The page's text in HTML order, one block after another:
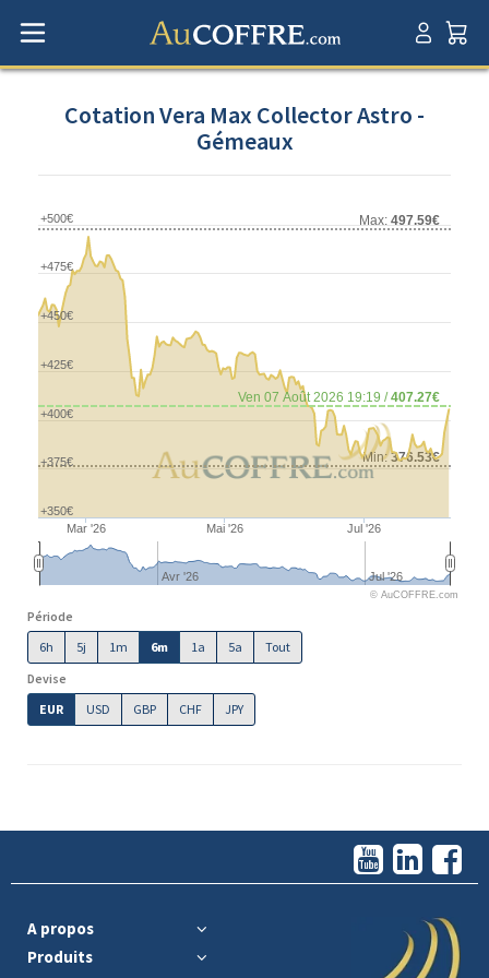
Cotation Vera Max Collector Astro -
Gémeaux
Min:376.53€
Max: 497.59€
Ven 07 Août 2026 19:19 /407.27€
Mar '26 Mai '26 Jul '26
Avr '26 Jul '26
+350€
+375€
+400€
+425€
+450€
+475€
+500€
© AuCOFFRE.com
Période
6h
5j 1m 6m 1a 5a
Tout
Devise
EUR
USD GBP CHF JPY
A propos
Produits